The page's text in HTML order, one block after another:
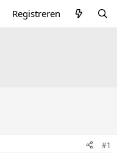
Registreren
#1